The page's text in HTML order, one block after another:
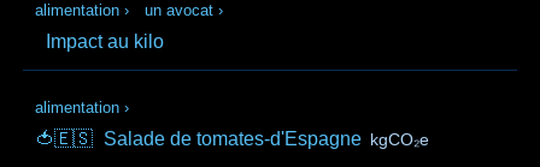
alimentation › un avocat ›
Impact au kilo
alimentation ›
🍅🇪🇸 Salade de tomates-d'Espagne kgCO₂e